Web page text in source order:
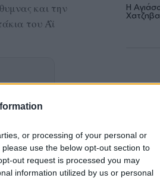
or processing of your personal or
use the below opt-out section to
out request is processed you may
information utilized by us or personal
και την
του Άϊ
Η